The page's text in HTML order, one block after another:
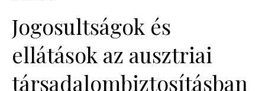
Jogosultságok és
ellátások az ausztriai
társadalombiztosításban